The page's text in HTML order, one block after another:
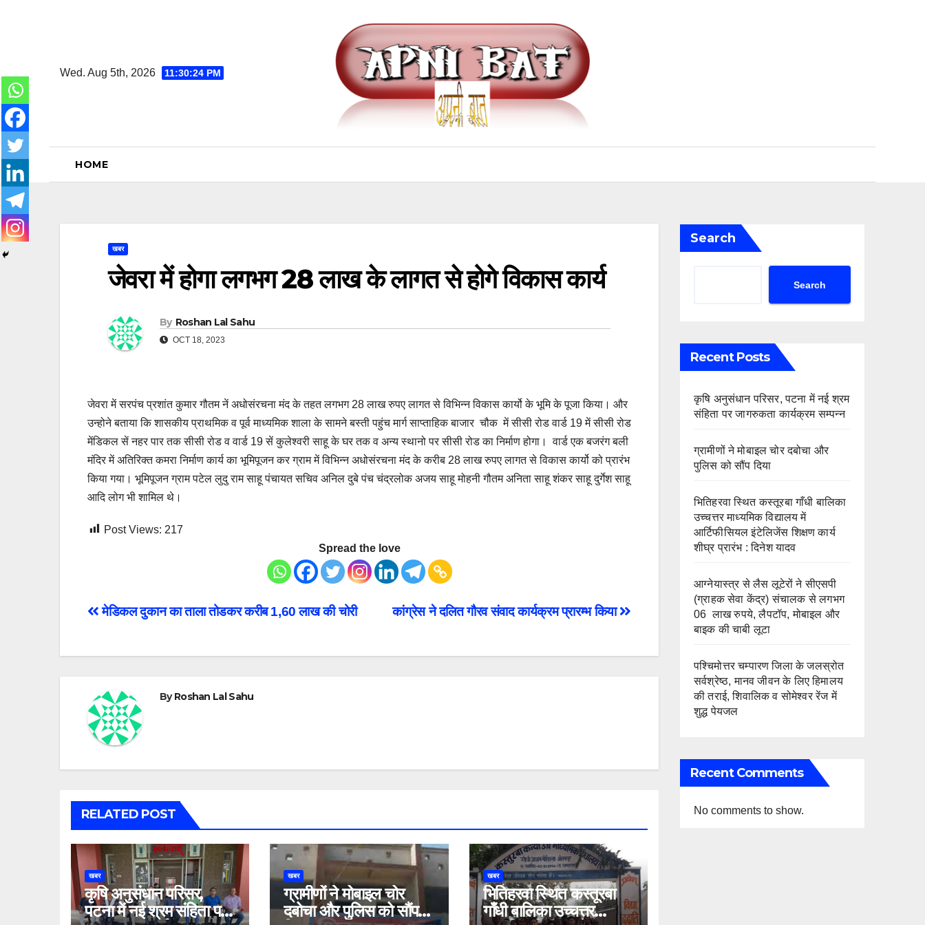
Wed. Aug 5th, 2026
11:30:24 PM
HOME
खबर
जेवरा में होगा लगभग 28 लाख के लागत से होगे विकास कार्य
By Roshan Lal Sahu
OCT 18, 2023
जेवरा में सरपंच प्रशांत कुमार गौतम नें अधोसंरचना मंद के तहत लगभग 28 लाख रुपए लागत से विभिन्न विकास कार्यो के भूमि के पूजा किया। और
उन्होने बताया कि शासकीय प्राथमिक व पूर्व माध्यमिक शाला के सामने बस्ती पहुंच मार्ग साप्ताहिक बाजार चौक में सीसी रोड वार्ड 19 में सीसी रोड
मेंडिकल सें नहर पार तक सीसी रोड व वार्ड 19 सें कुलेश्वरी साहू के घर तक व अन्य स्थानो पर सीसी रोड का निर्माण होगा। वार्ड एक बजरंग बली
मंदिर में अतिरिक्त कमरा निर्माण कार्य का भूमिपूजन कर ग्राम में विभिन्न अधोसंरचना मंद के करीब 28 लाख रुपए लागत से विकास कार्यो को प्रारंभ
किया गया। भूमिपूजन ग्राम पटेल लुदु राम साहू पंचायत सचिव अनिल दुबे पंच चंद्रलोक अजय साहू मोहनी गौतम अनिता साहू शंकर साहू दुर्गेश साहू
आदि लोग भी शामिल थे।
Post Views: 217
Spread the love
Post
कांग्रेस ने दलित गौरव संवाद कार्यक्रम प्रारम्भ किया
मेडिकल दुकान का ताला तोडकर करीब 1,60 लाख की चोरी
ByRoshan Lal Sahu
RELATED POST
खबर
कृषि अनुसंधान परिसर,
पटना में नई श्रम संहिता पर
खबर
ग्रामीणों ने मोबाइल चोर
दबोचा और पुलिस को सौंप
खबर
भितिहरवा स्थित कस्तूरबा
गाँधी बालिका उच्चत्तर
Search
Search
Recent Posts
कृषि अनुसंधान परिसर, पटना में नई श्रम
संहिता पर जागरुकता कार्यक्रम सम्पन्न
ग्रामीणों ने मोबाइल चोर दबोचा और
पुलिस को सौंप दिया
भितिहरवा स्थित कस्तूरबा गाँधी बालिका
उच्चत्तर माध्यमिक विद्यालय में
आर्टिफीसियल इंटेलिजेंस शिक्षण कार्य
शीघ्र प्रारंभ : दिनेश यादव
आग्नेयास्त्र से लैस लूटेरों ने सीएसपी
(ग्राहक सेवा केंद्र) संचालक से लगभग
06 लाख रुपये, लैपटॉप, मोबाइल और
बाइक की चाबी लूटा
पश्चिमोत्तर चम्पारण जिला के जलस्रोत
सर्वश्रेष्ठ, मानव जीवन के लिए हिमालय
की तराई, शिवालिक व सोमेश्वर रेंज में
शुद्ध पेयजल
Recent Comments
No comments to show.